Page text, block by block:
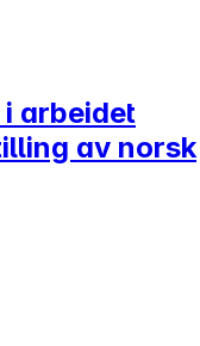
arbeidet
av norsk